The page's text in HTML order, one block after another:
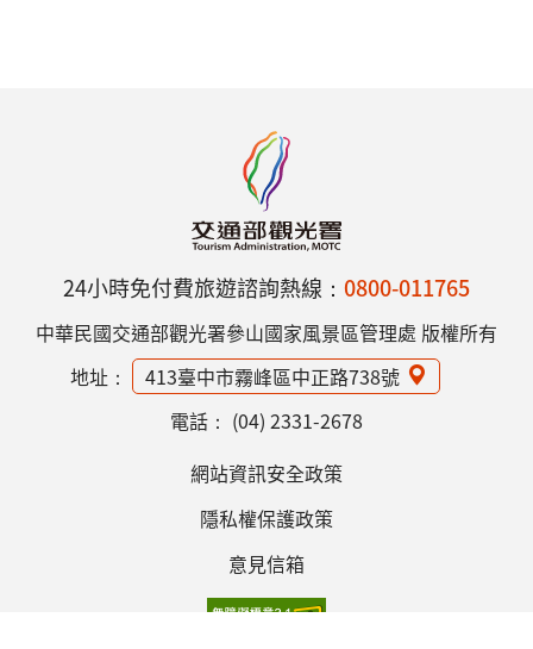
24小時免付費旅遊諮詢熱線： 0800-011765
中華民國交通部觀光署參山國家風景區管理處 版權所有
地址：
413臺中市霧峰區中正路738號
電話： (04) 2331-2678
網站資訊安全政策
隱私權保護政策
意見信箱